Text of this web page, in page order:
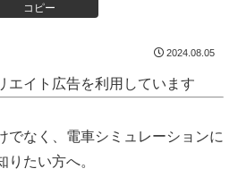
コピー
2024.08.05
エイト広告を利用しています
でなく、電車シミュレーションに
りたい方へ。